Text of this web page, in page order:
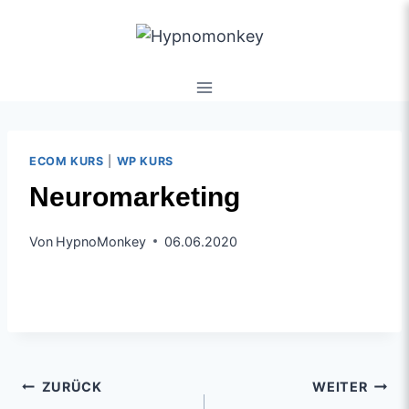
ECOM KURS WP KURS
Neuromarketing
Von HypnoMonkey 06.06.2020
ZURÜCK WEITER